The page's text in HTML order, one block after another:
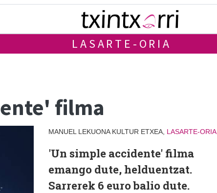
LASARTE-ORIA
filma
MANUEL LEKUONA KULTUR ETXEA, LASARTE-ORIA
'Un simple accidente' filma
emango dute, helduentzat.
Sarrerek 6 euro balio dute.